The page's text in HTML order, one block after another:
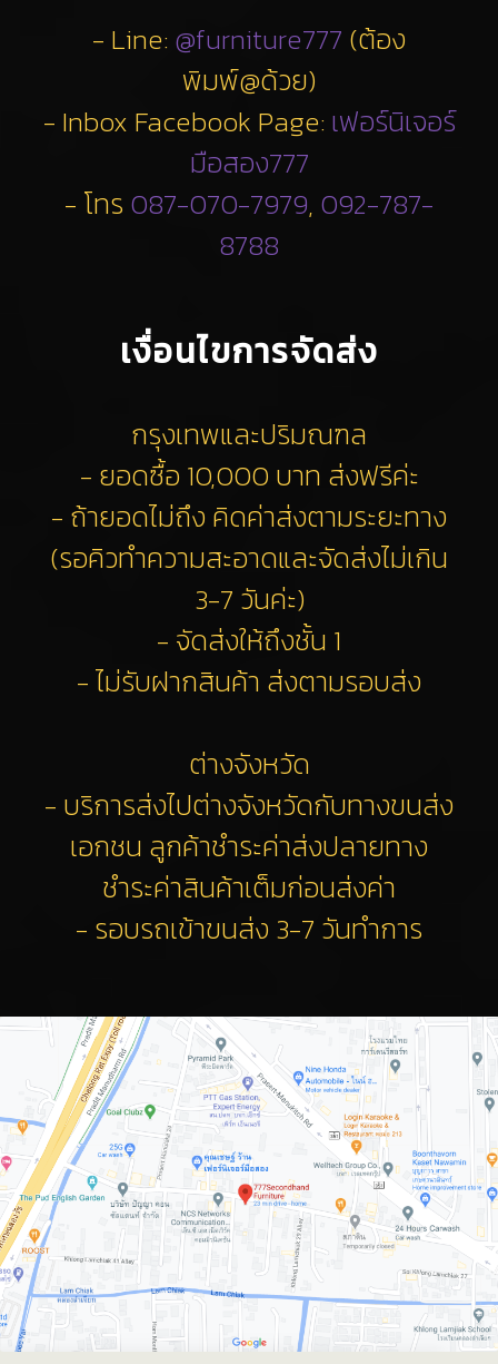
- Line: @furniture777 (ต้อง
พิมพ์@ด้วย)
- Inbox Facebook Page: เฟอร์นิเจอร์
มือสอง777
- โทร 087-070-7979, 092-787-
8788
เงื่อนไขการจัดส่ง
กรุงเทพและปริมณฑล
- ยอดซื้อ 10,000 บาท ส่งฟรีค่ะ
- ถ้ายอดไม่ถึง คิดค่าส่งตามระยะทาง
(รอคิวทำความสะอาดและจัดส่งไม่เกิน
3-7 วันค่ะ)
- จัดส่งให้ถึงชั้น 1
- ไม่รับฝากสินค้า ส่งตามรอบส่ง
ต่างจังหวัด
- บริการส่งไปต่างจังหวัดกับทางขนส่ง
เอกชน ลูกค้าชำระค่าส่งปลายทาง
ชำระค่าสินค้าเต็มก่อนส่งค่า
- รอบรถเข้าขนส่ง 3-7 วันทำการ